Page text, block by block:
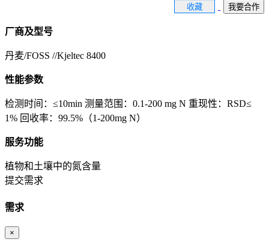
收藏 我要合作
厂商及型号
丹麦/FOSS //Kjeltec 8400
性能参数
检测时间：≤10min 测量范围：0.1-200 mg N 重现性：RSD≤
1% 回收率：99.5%（1-200mg N）
服务功能
植物和土壤中的氮含量
提交需求
需求
×